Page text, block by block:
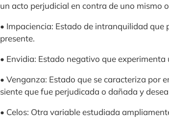
un acto perjudicial en contra de uno mismo
• Impaciencia: Estado de intranquilidad
presente.
• Envidia: Estado negativo que
• Venganza: Estado que se caracteriza por
siente que fue perjudicada o dañada y
• Celos: Otra variable estudiada